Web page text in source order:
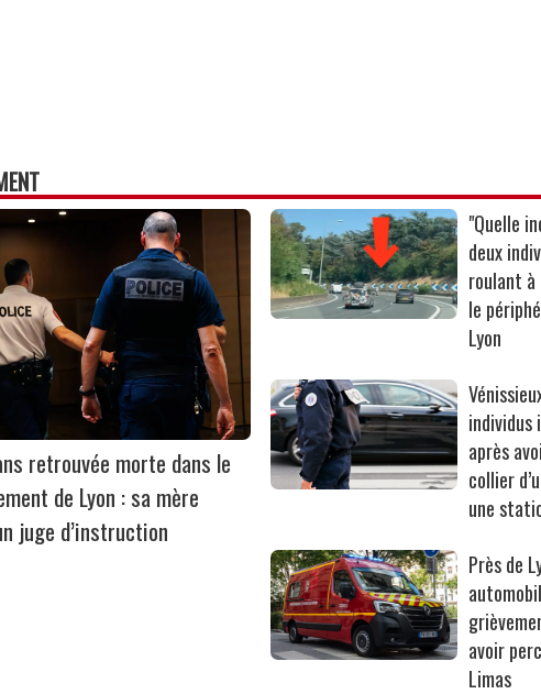
retrouvée morte dans le
de Lyon : sa mère
juge d’instruction
"Quelle
deux
roulant
le
Lyon
individus
après
collier
une
Près de
avoir
Limas